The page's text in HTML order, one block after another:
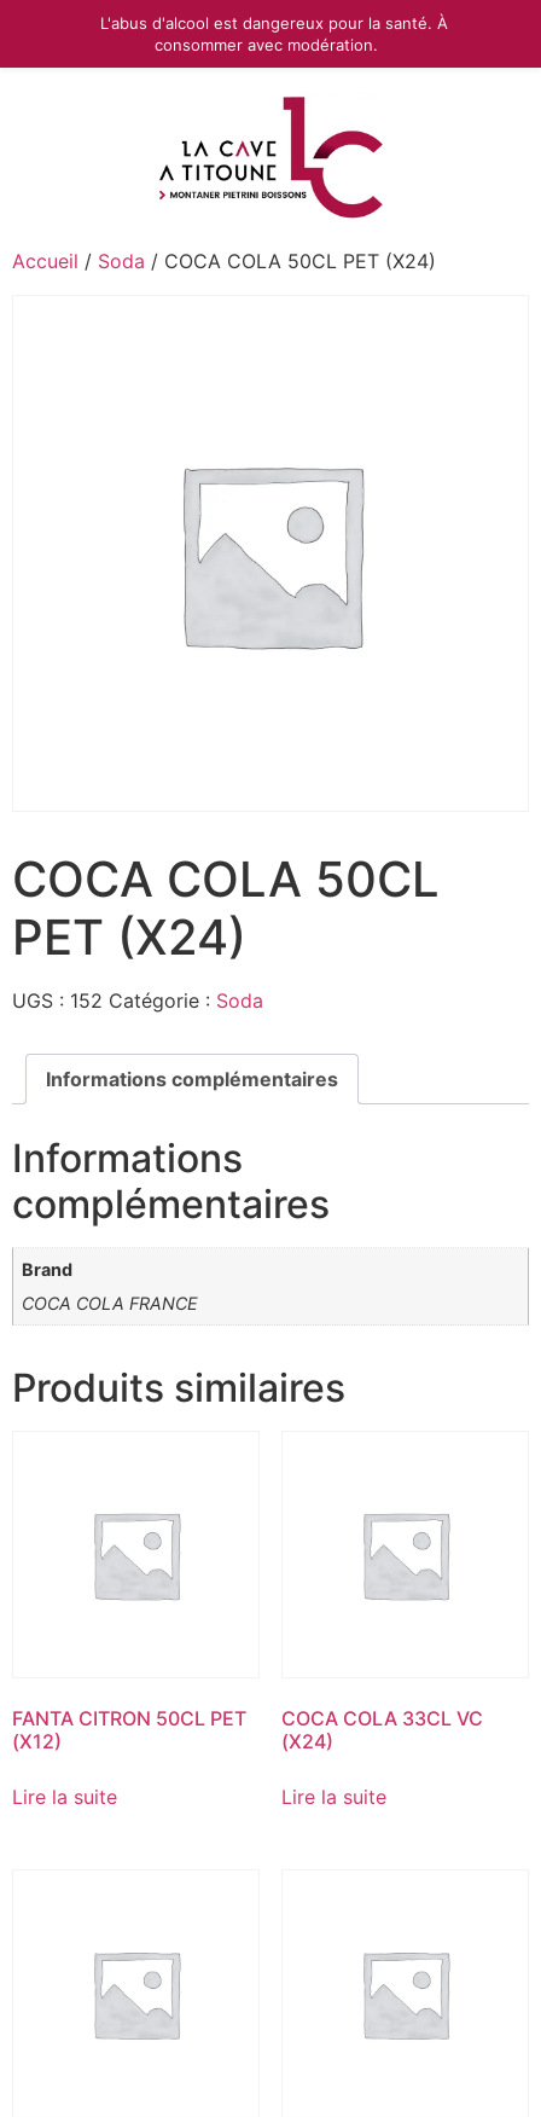
Accueil / Soda / COCA COLA 50CL PET (X24)
COCA COLA 50CL
PET (X24)
UGS : 152 Catégorie : Soda
Informations complémentaires
Informations
complémentaires
Brand
COCA COLA FRANCE
Produits similaires
FANTA CITRON 50CL PET
(X12)
Lire la suite
COCA COLA 33CL VC
(X24)
Lire la suite
L'abus d'alcool est dangereux pour la santé. À
consommer avec modération.